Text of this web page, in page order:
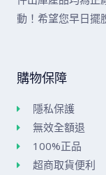
動！希望您早日擺
購物保障
隱私保護
無效全額退
100%正品
超商取貨便利